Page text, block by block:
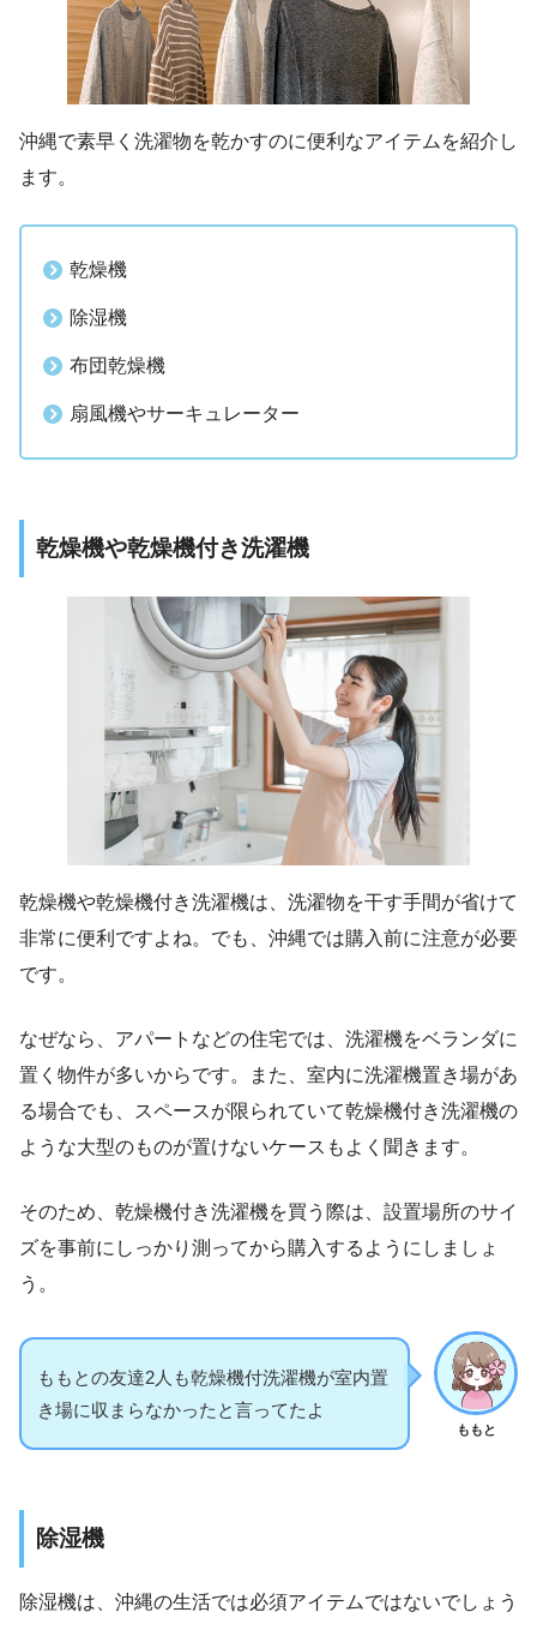
沖縄で素早く洗濯物を乾かすのに便利なアイテムを紹介し
ます。
乾燥機
除湿機
布団乾燥機
扇風機やサーキュレーター
乾燥機や乾燥機付き洗濯機
乾燥機や乾燥機付き洗濯機は、洗濯物を干す手間が省けて
非常に便利ですよね。でも、沖縄では購入前に注意が必要
です。
なぜなら、アパートなどの住宅では、洗濯機をベランダに
置く物件が多いからです。また、室内に洗濯機置き場があ
る場合でも、スペースが限られていて乾燥機付き洗濯機の
ような大型のものが置けないケースもよく聞きます。
そのため、乾燥機付き洗濯機を買う際は、設置場所のサイ
ズを事前にしっかり測ってから購入するようにしましょ
う。
ももと
ももとの友達2人も乾燥機付洗濯機が室内置
き場に収まらなかったと言ってたよ
除湿機
除湿機は、沖縄の生活では必須アイテムではないでしょう